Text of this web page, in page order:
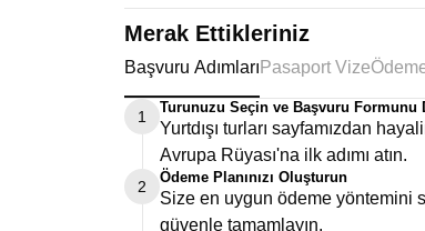
Merak Ettikleriniz
Başvuru Adımları Pasaport Vize
1
Turunuzu Seçin ve Başvuru Formunu
Yurtdışı turları sayfamızdan
Avrupa Rüyası'na ilk adımı atın.
2
Ödeme Planınızı Oluşturun
Size en uygun ödeme yöntemini
güvenle tamamlayın.